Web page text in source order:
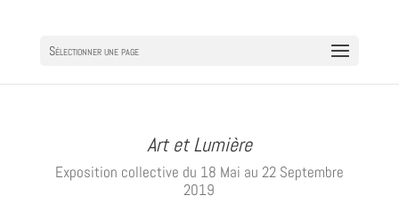
Sélectionner une page
Art et Lumière
Exposition collective du 18 Mai au 22 Septembre
2019